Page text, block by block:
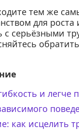
тем же
для роста
с серьёзными
и
как исцелить